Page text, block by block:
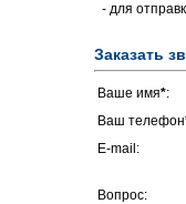
- для
Заказать
Ваше имя*:
Ваш телефон
E-mail:
Вопрос: